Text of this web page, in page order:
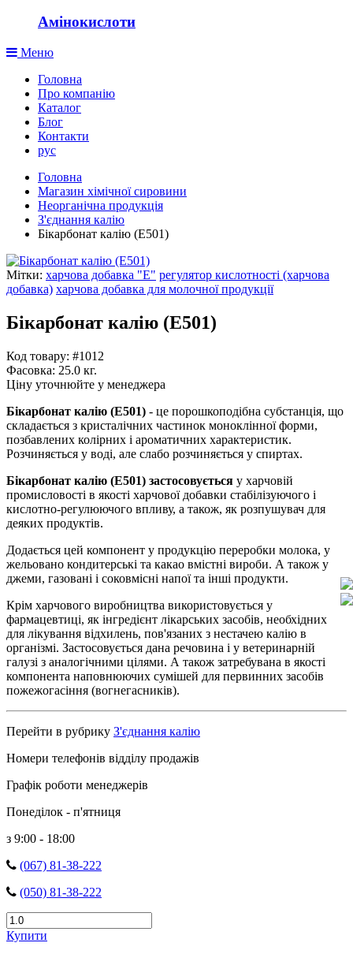
Амінокислоти
Меню
Головна
Про компанію
Каталог
Блог
Контакти
рус
Головна
Магазин хімічної сировини
Неорганічна продукція
З'єднання калію
Бікарбонат калію (E501)
Мітки: харчова добавка "Е" регулятор кислотності (харчова
добавка) харчова добавка для молочної продукції
Бікарбонат калію (E501)
Код товару: #1012
Фасовка: 25.0 кг.
Ціну уточнюйте у менеджера
Бікарбонат калію (Е501) - це порошкоподібна субстанція, що
складається з кристалічних частинок моноклінної форми,
позбавлених колірних і ароматичних характеристик.
Розчиняється у воді, але слабо розчиняється у спиртах.
Бікарбонат калію (Е501) застосовується у харчовій
промисловості в якості харчової добавки стабілізуючого і
кислотно-регулюючого впливу, а також, як розпушувач для
деяких продуктів.
Додається цей компонент у продукцію переробки молока, у
жельовано кондитерські та какао вмістні вироби. А також у
джеми, газовані і соковмісні напої та інші продукти.
Крім харчового виробництва використовується у
фармацевтиці, як інгредієнт лікарських засобів, необхідних
для лікування відхилень, пов'язаних з нестачею калію в
організмі. Застосовується дана речовина і у ветеринарній
галузі з аналогічними цілями. А також затребувана в якості
компонента наповнюючих сумішей для первинних засобів
пожежогасіння (вогнегасників).
Перейти в рубрику З'єднання калію
Номери телефонів відділу продажів
Графік роботи менеджерів
Понеділок - п'ятниця
з 9:00 - 18:00
(067) 81-38-222
(050) 81-38-222
Купити